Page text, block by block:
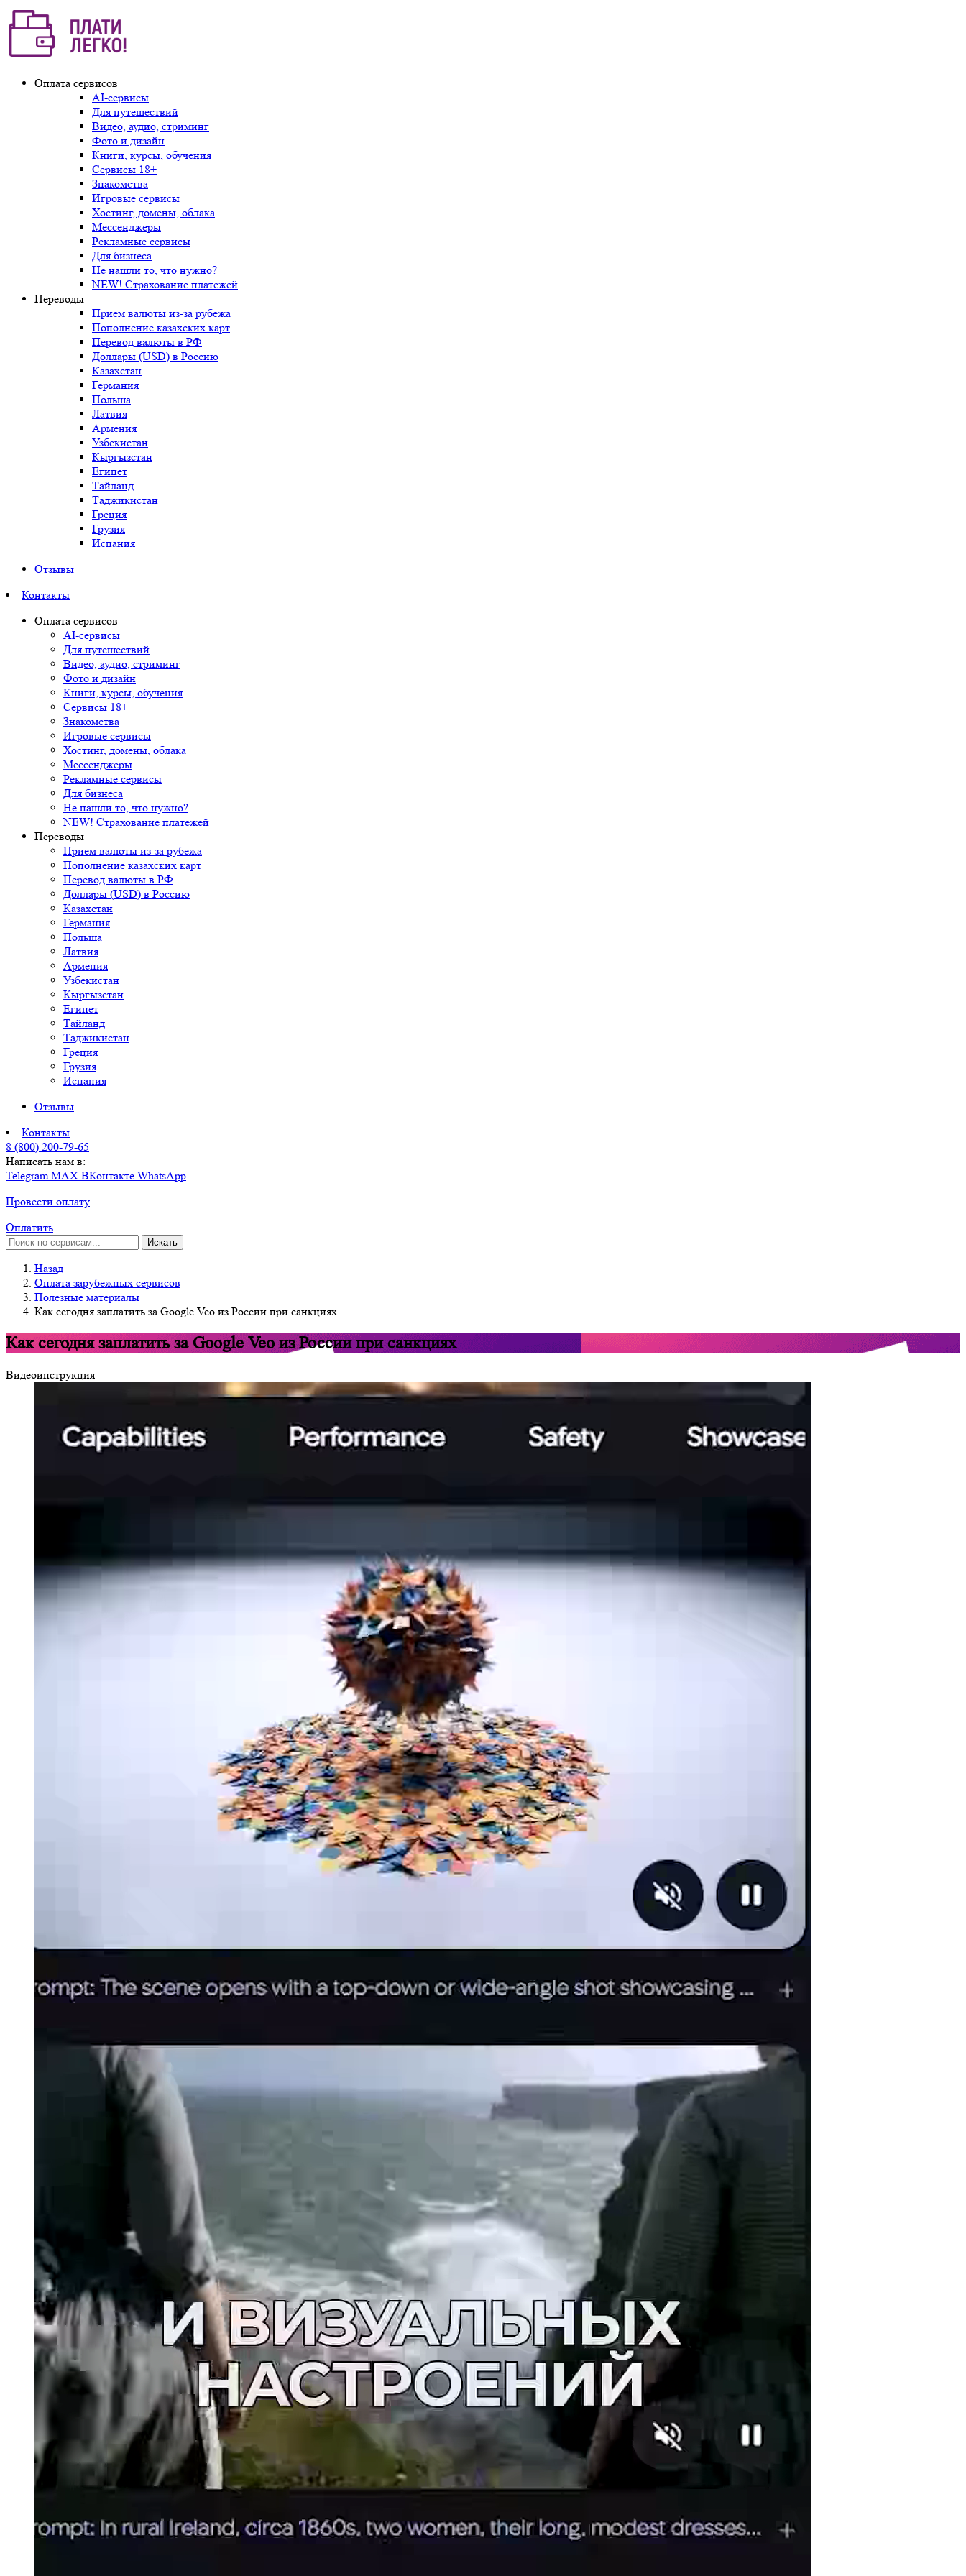
Оплата сервисов
AI-сервисы
Для путешествий
Видео, аудио, стриминг
Фото и дизайн
Книги, курсы, обучения
Сервисы 18+
Знакомства
Игровые сервисы
Хостинг, домены, облака
Мессенджеры
Рекламные сервисы
Для бизнеса
Не нашли то, что нужно?
NEW! Страхование платежей
Переводы
Прием валюты из-за рубежа
Пополнение казахских карт
Перевод валюты в РФ
Доллары (USD) в Россию
Казахстан
Германия
Польша
Латвия
Армения
Узбекистан
Кыргызстан
Египет
Тайланд
Таджикистан
Греция
Грузия
Испания
Отзывы
Контакты
Оплата сервисов
AI-сервисы
Для путешествий
Видео, аудио, стриминг
Фото и дизайн
Книги, курсы, обучения
Сервисы 18+
Знакомства
Игровые сервисы
Хостинг, домены, облака
Мессенджеры
Рекламные сервисы
Для бизнеса
Не нашли то, что нужно?
NEW! Страхование платежей
Переводы
Прием валюты из-за рубежа
Пополнение казахских карт
Перевод валюты в РФ
Доллары (USD) в Россию
Казахстан
Германия
Польша
Латвия
Армения
Узбекистан
Кыргызстан
Египет
Тайланд
Таджикистан
Греция
Грузия
Испания
Отзывы
Контакты
8 (800) 200-79-65
Написать нам в:
TelegramMAX ВКонтакте WhatsApp
Провести оплату
Оплатить
Искать
Назад
Оплата зарубежных сервисов
Полезные материалы
Как сегодня заплатить за Google Veo из России при санкциях
Как сегодня заплатить за Google Veo из России при санкциях
Видеоинструкция